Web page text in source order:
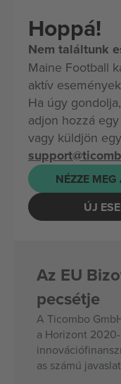
Hoppá!
Nem találtunk
Maine Football
aktív
Ha úgy
adjon hozzá
vagy küldjön
NÉZZE MEG
ÚJ
Az EU
pecsétje
A Ticombo
a Horizont
as számú